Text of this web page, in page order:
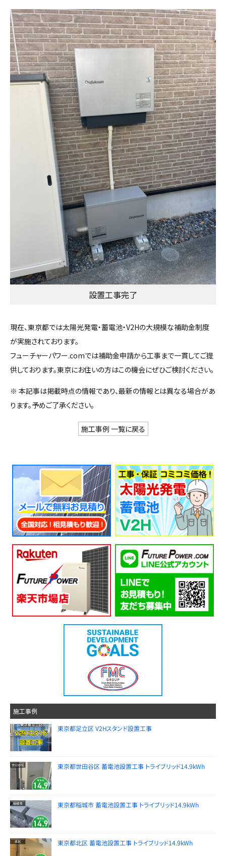
設置工事完了
現在、東京都では太陽光発電・蓄電池・V2Hの大規模な補助金制度
が実施されております。
フューチャーパワー.comでは補助金申請から工事まで一貫してご提
供しております。東京にお住いの方はこの機会にぜひご検討ください。
※ 本記事は掲載時点の情報であり、最新の情報とは異なる場合があ
ります。予めご了承ください。
施工事例 一覧に戻る
施工事例
東京都足立区 V2Hスタンド設置工事
東京都世田谷区 蓄電池設置工事 トライブリッド14.9kWh
東京都稲城市 蓄電池設置工事 トライブリッド14.9kWh
東京都北区 蓄電池設置工事 トライブリッド14.9kWh